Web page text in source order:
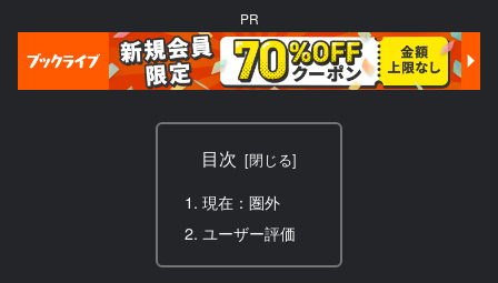
PR
目次
現在：圏外
ユーザー評価